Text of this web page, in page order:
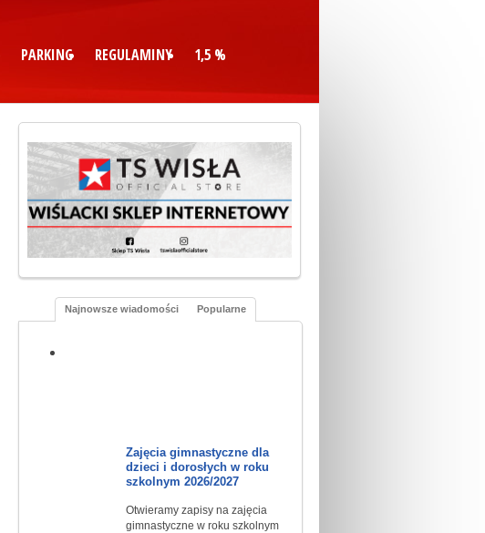
PARKING REGULAMINY
1,5 %
Najnowsze wiadomości Popularne
Zajęcia gimnastyczne dla
dzieci i dorosłych w roku
szkolnym 2026/2027
Otwieramy zapisy na zajęcia
gimnastyczne w roku szkolnym